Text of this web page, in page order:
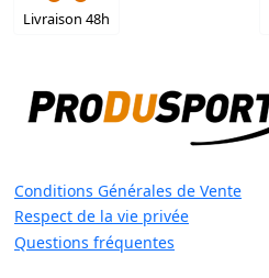
Livraison 48h
Conditions Générales de Vente
Respect de la vie privée
Questions fréquentes